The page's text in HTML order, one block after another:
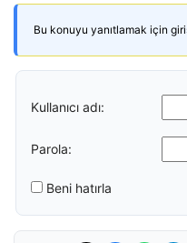
Bu konuyu yanıtlamak için
Kullanıcı adı:
Parola:
Beni hatırla